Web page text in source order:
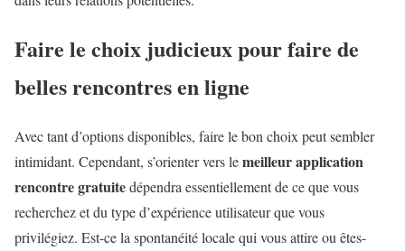
Faire le choix judicieux pour faire de
belles rencontres en ligne
Avec tant d’options disponibles, faire le bon choix peut sembler
intimidant. Cependant, s’orienter vers lemeilleur application
rencontre gratuitedépendra essentiellement de ce que vous
recherchez et du type d’expérience utilisateur que vous
privilégiez. Est-ce la spontanéité locale qui vous attire ou êtes-